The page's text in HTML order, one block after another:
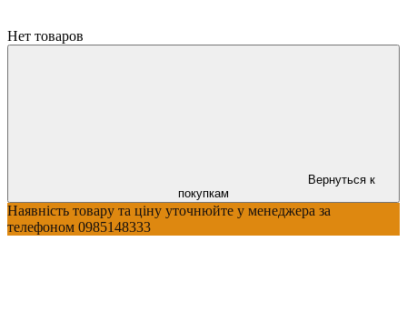
Нет товаров
Вернуться к
покупкам
Наявність товару та ціну уточнюйте у менеджера за
телефоном 0985148333